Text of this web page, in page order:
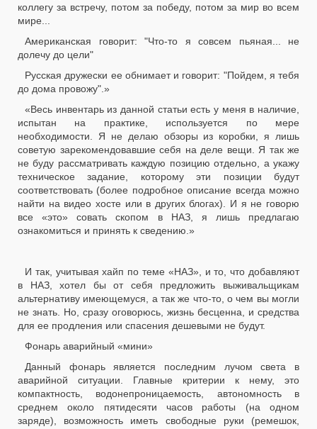
коллегу за встречу, потом за победу, потом за мир во всем
мире...
Американская говорит: "Что-то я совсем пьяная... не
долечу до цели"
Русская дружески ее обнимает и говорит: "Пойдем, я тебя
до дома провожу".»
«Весь инвентарь из данной статьи есть у меня в наличие,
испытан на практике, используется по мере
необходимости. Я не делаю обзоры из коробки, я лишь
советую зарекомендовавшие себя на деле вещи. Я так же
не буду рассматривать каждую позицию отдельно, а укажу
техническое задание, которому эти позиции будут
соответствовать (более подробное описание всегда можно
найти на видео хосте или в других блогах). И я не говорю
все «это» совать скопом в НАЗ, я лишь предлагаю
ознакомиться и принять к сведению.»
И так, учитывая хайп по теме «НАЗ», и то, что добавляют
в НАЗ, хотел бы от себя предложить выживальщикам
альтернативу имеющемуся, а так же что-то, о чем вы могли
не знать. Но, сразу оговорюсь, жизнь бесценна, и средства
для ее продления или спасения дешевыми не будут.
Фонарь аварийный «мини»
Данный фонарь является последним лучом света в
аварийной ситуации. Главные критерии к нему, это
компактность, водонепроницаемость, автономность в
среднем около пятидесяти часов работы (на одном
заряде), возможность иметь свободные руки (ремешок,